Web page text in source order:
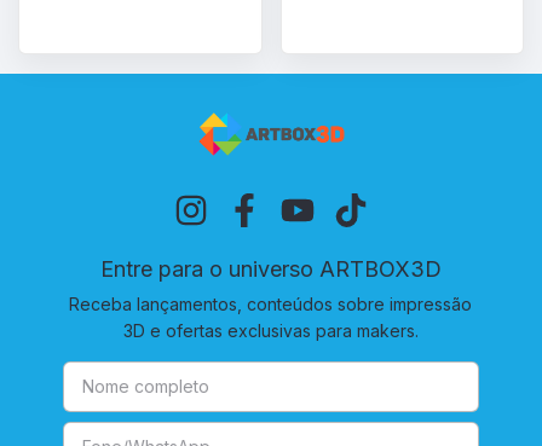
Entre para o universo ARTBOX3D
Receba lançamentos, conteúdos sobre impressão
3D e ofertas exclusivas para makers.